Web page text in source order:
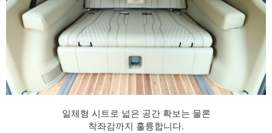
일체형 시트로 넓은 공간 확보는 물론
착좌감까지 훌륭합니다.